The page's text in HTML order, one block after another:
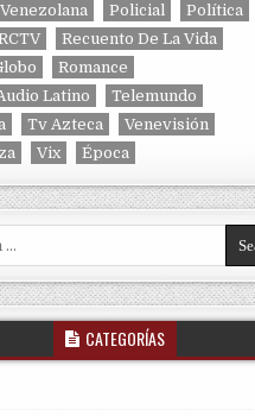
Policial
Política
Recuento De La Vida
Romance
Latino
Telemundo
Tv Azteca
Venevisión
Vix Época
CATEGORÍAS